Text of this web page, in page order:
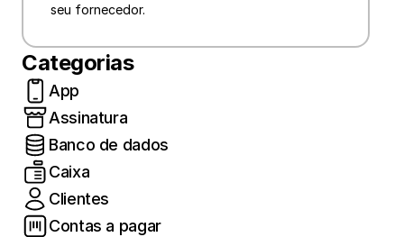
seu fornecedor.
Categorias
App
Assinatura
Banco de dados
Caixa
Clientes
Contas a pagar